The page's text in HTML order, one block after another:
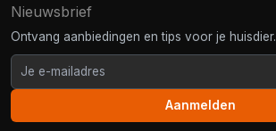
Nieuwsbrief
Ontvang aanbiedingen en tips voor je huisdier.
Aanmelden